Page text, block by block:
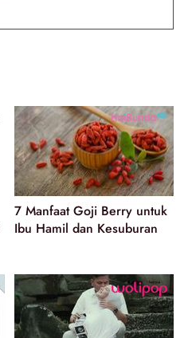
7 Manfaat Goji Berry untuk
Ibu Hamil dan Kesuburan